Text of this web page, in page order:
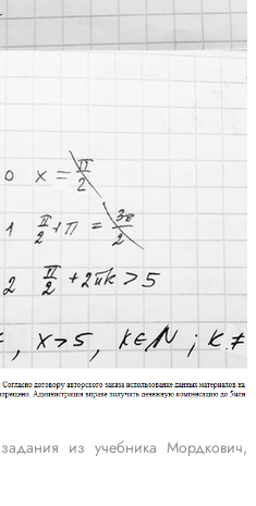
из учебника Мордкович,